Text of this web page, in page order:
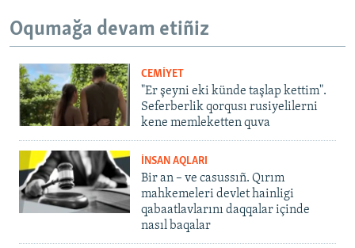
Oqumağa devam etiñiz
CEMİYET
"Er şeyni eki künde taşlap kettim".
Seferberlik qorqusı rusiyelilerni
kene memleketten quva
İNSAN AQLARI
Bir an – ve casussıñ. Qırım
mahkemeleri devlet hainligi
qabaatlavlarını daqqalar içinde
nasıl baqalar